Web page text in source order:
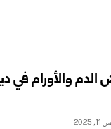
الدم والأورام في